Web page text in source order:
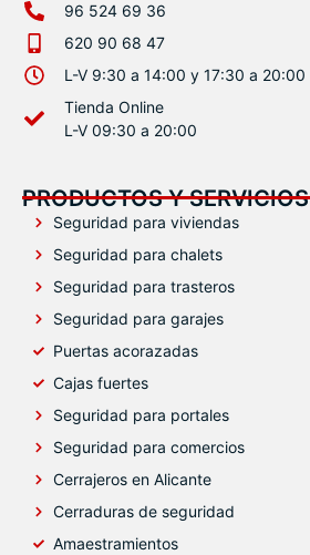
96 524 69 36
620 90 68 47
L-V 9:30 a 14:00 y 17:30 a 20:00
Tienda Online
L-V 09:30 a 20:00
PRODUCTOS Y SERVICIOS
Seguridad para viviendas
Seguridad para chalets
Seguridad para trasteros
Seguridad para garajes
Puertas acorazadas
Cajas fuertes
Seguridad para portales
Seguridad para comercios
Cerrajeros en Alicante
Cerraduras de seguridad
Amaestramientos